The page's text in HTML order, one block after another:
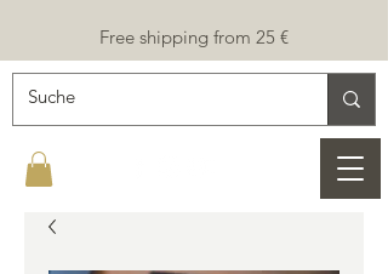
Free shipping from 25 €